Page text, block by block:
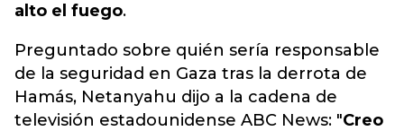
alto el fuego.
Preguntado sobre quién sería responsable
de la seguridad en Gaza tras la derrota de
Hamás, Netanyahu dijo a la cadena de
televisión estadounidense ABC News: "Creo